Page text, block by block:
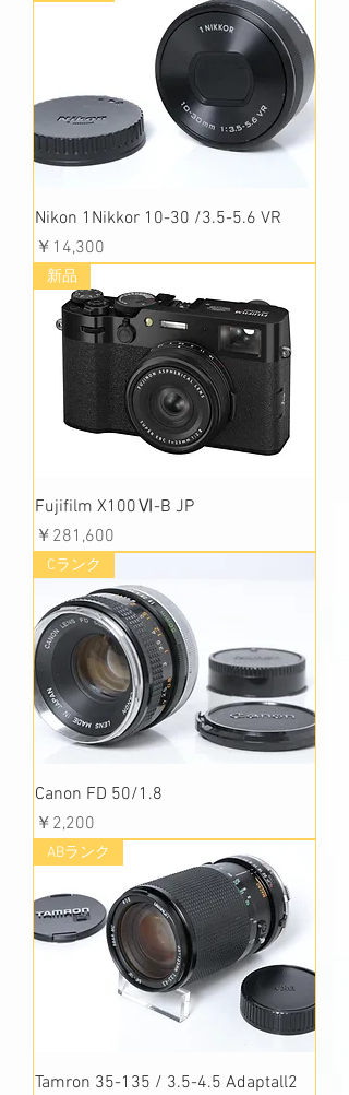
Nikon 1Nikkor 10-30 /3.5-5.6 VR
価格
￥14,300
新品
Fujifilm X100Ⅵ-B JP
価格
￥281,600
Cランク
Canon FD 50/1.8
価格
￥2,200
ABランク
Tamron 35-135 / 3.5-4.5 Adaptall2